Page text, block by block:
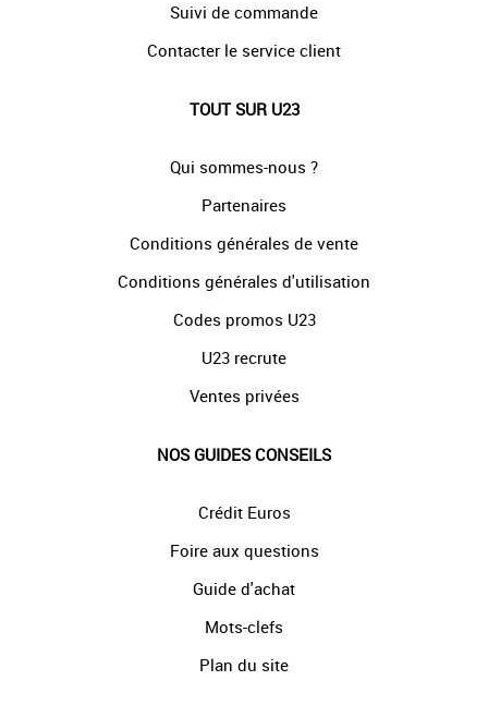
Suivi de commande
Contacter le service client
TOUT SUR U23
Qui sommes-nous ?
Partenaires
Conditions générales de vente
Conditions générales d'utilisation
Codes promos U23
U23 recrute
Ventes privées
NOS GUIDES CONSEILS
Crédit Euros
Foire aux questions
Guide d'achat
Mots-clefs
Plan du site